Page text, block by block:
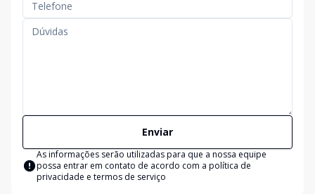
Enviar
As informações serão utilizadas para que a nossa equipe
possa entrar em contato de acordo com a política de
privacidade e termos de serviço